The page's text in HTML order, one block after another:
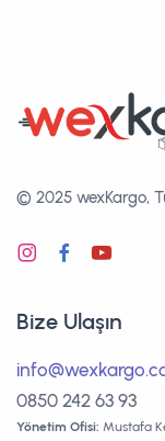
© 2025 wexKargo,
Bize Ulaşın
0850 242 63 93
Yönetim Ofisi: Mustafa